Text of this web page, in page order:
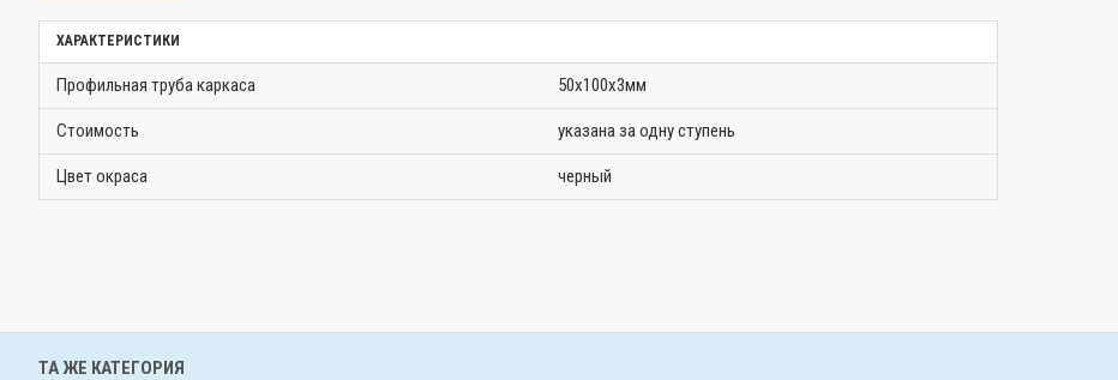
ХАРАКТЕРИСТИКИ
Профильная труба каркаса 50х100х3мм
Стоимость указана за одну ступень
Цвет окраса черный
ТА ЖЕ КАТЕГОРИЯ